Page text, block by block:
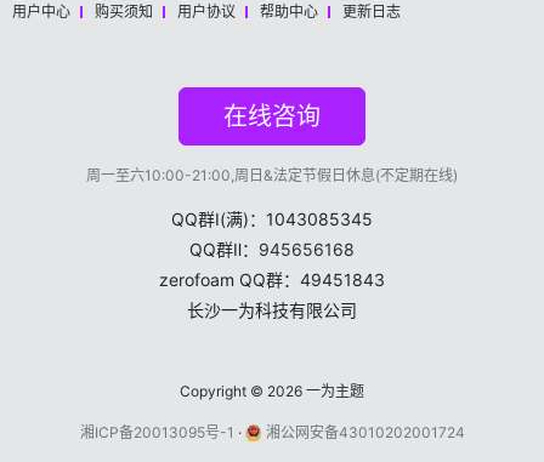
用户中心 购买须知 用户协议 帮助中心 更新日志
在线咨询
周一至六10:00-21:00,周日&法定节假日休息(不定期在线)
QQ群Ⅰ(满)：1043085345
QQ群Ⅱ： 945656168
zerofoam QQ群：49451843
长沙一为科技有限公司
Copyright © 2026 一为主题
湘ICP备20013095号-1 · 湘公网安备43010202001724